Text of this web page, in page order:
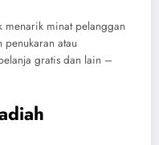
menarik minat pelanggan
penukaran atau
gratis dan lain –